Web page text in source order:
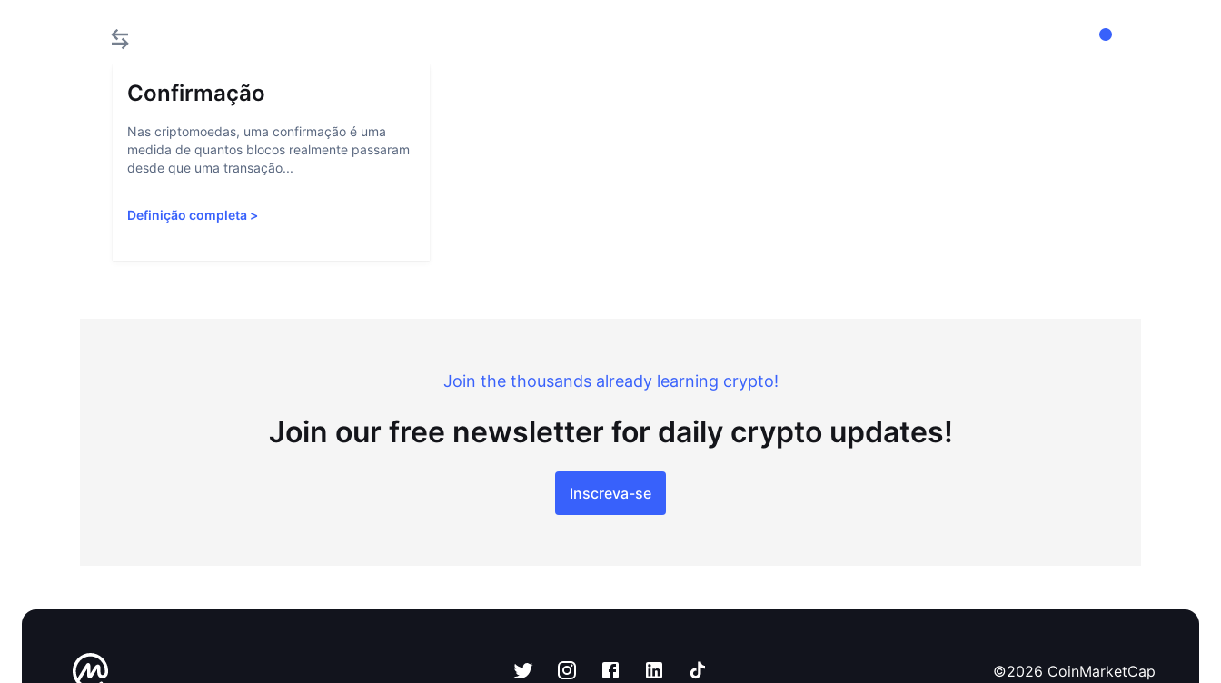
Confirmação
Nas criptomoedas, uma confirmação é uma
medida de quantos blocos realmente passaram
desde que uma transação...
Definição completa >
Join the thousands already learning crypto!
Join our free newsletter for daily crypto updates!
Inscreva-se
©2026 CoinMarketCap